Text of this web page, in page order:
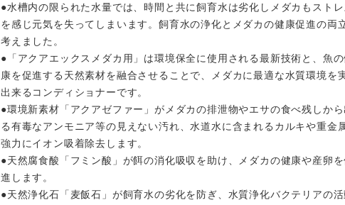
●水槽内の限られた水量では、時間と共に飼育水は劣化しメダカもストレ
を感じ元気を失ってしまいます。飼育水の浄化とメダカの健康促進の両
考えました。
●「アクアエックスメダカ用」は環境保全に使用される最新技術と、魚の
康を促進する天然素材を融合させることで、メダカに最適な水質環境を
出来るコンディショナーです。
●環境新素材「アクアゼファー」がメダカの排泄物やエサの食べ残しから
る有毒なアンモニア等の見えない汚れ、水道水に含まれるカルキや重金
強力にイオン吸着除去します。
●天然腐食酸「フミン酸」が餌の消化吸収を助け、メダカの健康や産卵を
進します。
●天然浄化石「麦飯石」が飼育水の劣化を防ぎ、水質浄化バクテリアの活